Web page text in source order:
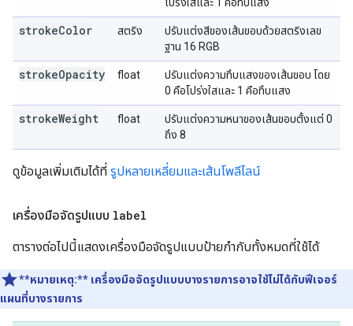
strokeColor สตริง
ปรับแต่งสีของเส้นขอบด้วยสตริงเลข
ฐาน 16 RGB
strokeOpacity float
ปรับแต่งความทึบแสงของเส้นขอบ โดย
0 คือโปร่งใสและ 1 คือทึบแสง
strokeWeight float
ปรับแต่งความหนาของเส้นขอบตั้งแต่ 0
ถึง 8
ดูข้อมูลเพิ่มเติมได้ที่ รูปหลายเหลี่ยมและเส้นโพลีไลน์
เครื่องมือจัดรูปแบบ label
ตารางต่อไปนี้แสดงเครื่องมือจัดรูปแบบป้ายกำกับทั้งหมดที่ใช้ได้
**หมายเหตุ:** เครื่องมือจัดรูปแบบบางรายการอาจใช้ไม่ได้กับฟีเจอร์
แผนที่บางรายการ